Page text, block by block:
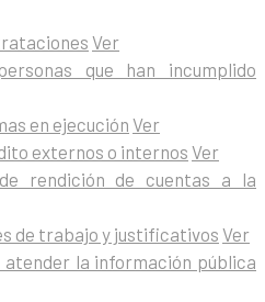
Ver
que han incumplido
en ejecución Ver
externos o internos Ver
rendición de cuentas a la
de trabajo y justificativos Ver
la información pública